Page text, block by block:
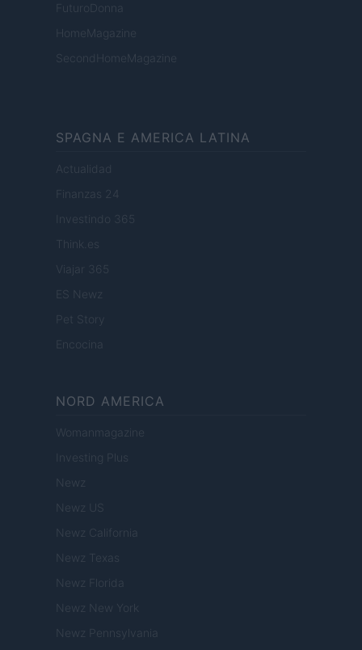
FuturoDonna
HomeMagazine
SecondHomeMagazine
SPAGNA E AMERICA LATINA
Actualidad
Finanzas 24
Investindo 365
Think.es
Viajar 365
ES Newz
Pet Story
Encocina
NORD AMERICA
Womanmagazine
Investing Plus
Newz
Newz US
Newz California
Newz Texas
Newz Florida
Newz New York
Newz Pennsylvania